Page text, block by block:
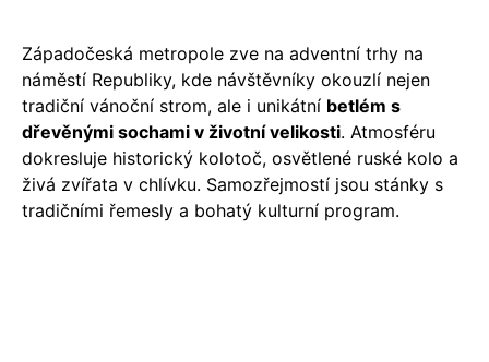
Západočeská metropole zve na adventní trhy na
náměstí Republiky, kde návštěvníky okouzlí nejen
tradiční vánoční strom, ale i unikátní betlém s
dřevěnými sochami v životní velikosti. Atmosféru
dokresluje historický kolotoč, osvětlené ruské kolo a
živá zvířata v chlívku. Samozřejmostí jsou stánky s
tradičními řemesly a bohatý kulturní program.